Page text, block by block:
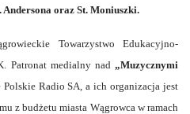
Andersona oraz St. Moniuszki.
Towarzystwo Edukacyjno-
Patronat medialny nad „Muzycznymi
Polskie Radio SA, a ich organizacja jest
z budżetu miasta Wągrowca w ramach